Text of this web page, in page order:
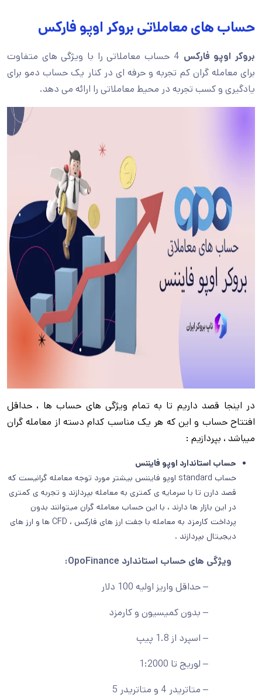
حساب های معاملاتی بروکر اوپو فارکس
بروکر اوپو فارکس
4 حساب معاملاتی را با ویژگی های متفاوت
برای معامله گران کم تجربه و حرفه ای در کنار یک حساب دمو برای
یادگیری و کسب تجربه در محیط معاملاتی را ارائه می دهد.
در اینجا قصد داریم تا به تمام ویژگی های حساب ها ، حداقل
افتتاح حساب و این که هر یک مناسب کدام دسته از معامله گران
میباشد ، بپردازیم :
حساب استاندارد اوپو فایننس
حساب standard اوپو فایننس بیشتر مورد توجه معامله گرانیست که
قصد دارن تا با سرمایه ی کمتری به معامله بپردازند و تجربه ی کمتری
در این بازار ها دارند ، با این حساب معامله گران میتوانند بدون
پرداخت کارمزد به معامله با جفت ارز های فارکس ، CFD ها و ارز های
دیجیتال بپردازند .
ویژگی های حساب استاندارد OpoFinance:
– حداقل واریز اولیه 100 دلار
– بدون کمیسیون و کارمزد
– اسپرد از 1.8 پیپ
– لوریج تا 1:2000
– متاتریدر 4 و متاتریدر 5